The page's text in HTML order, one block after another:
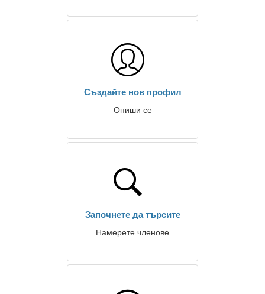
Създайте нов профил
Опиши се
Започнете да търсите
Намерете членове